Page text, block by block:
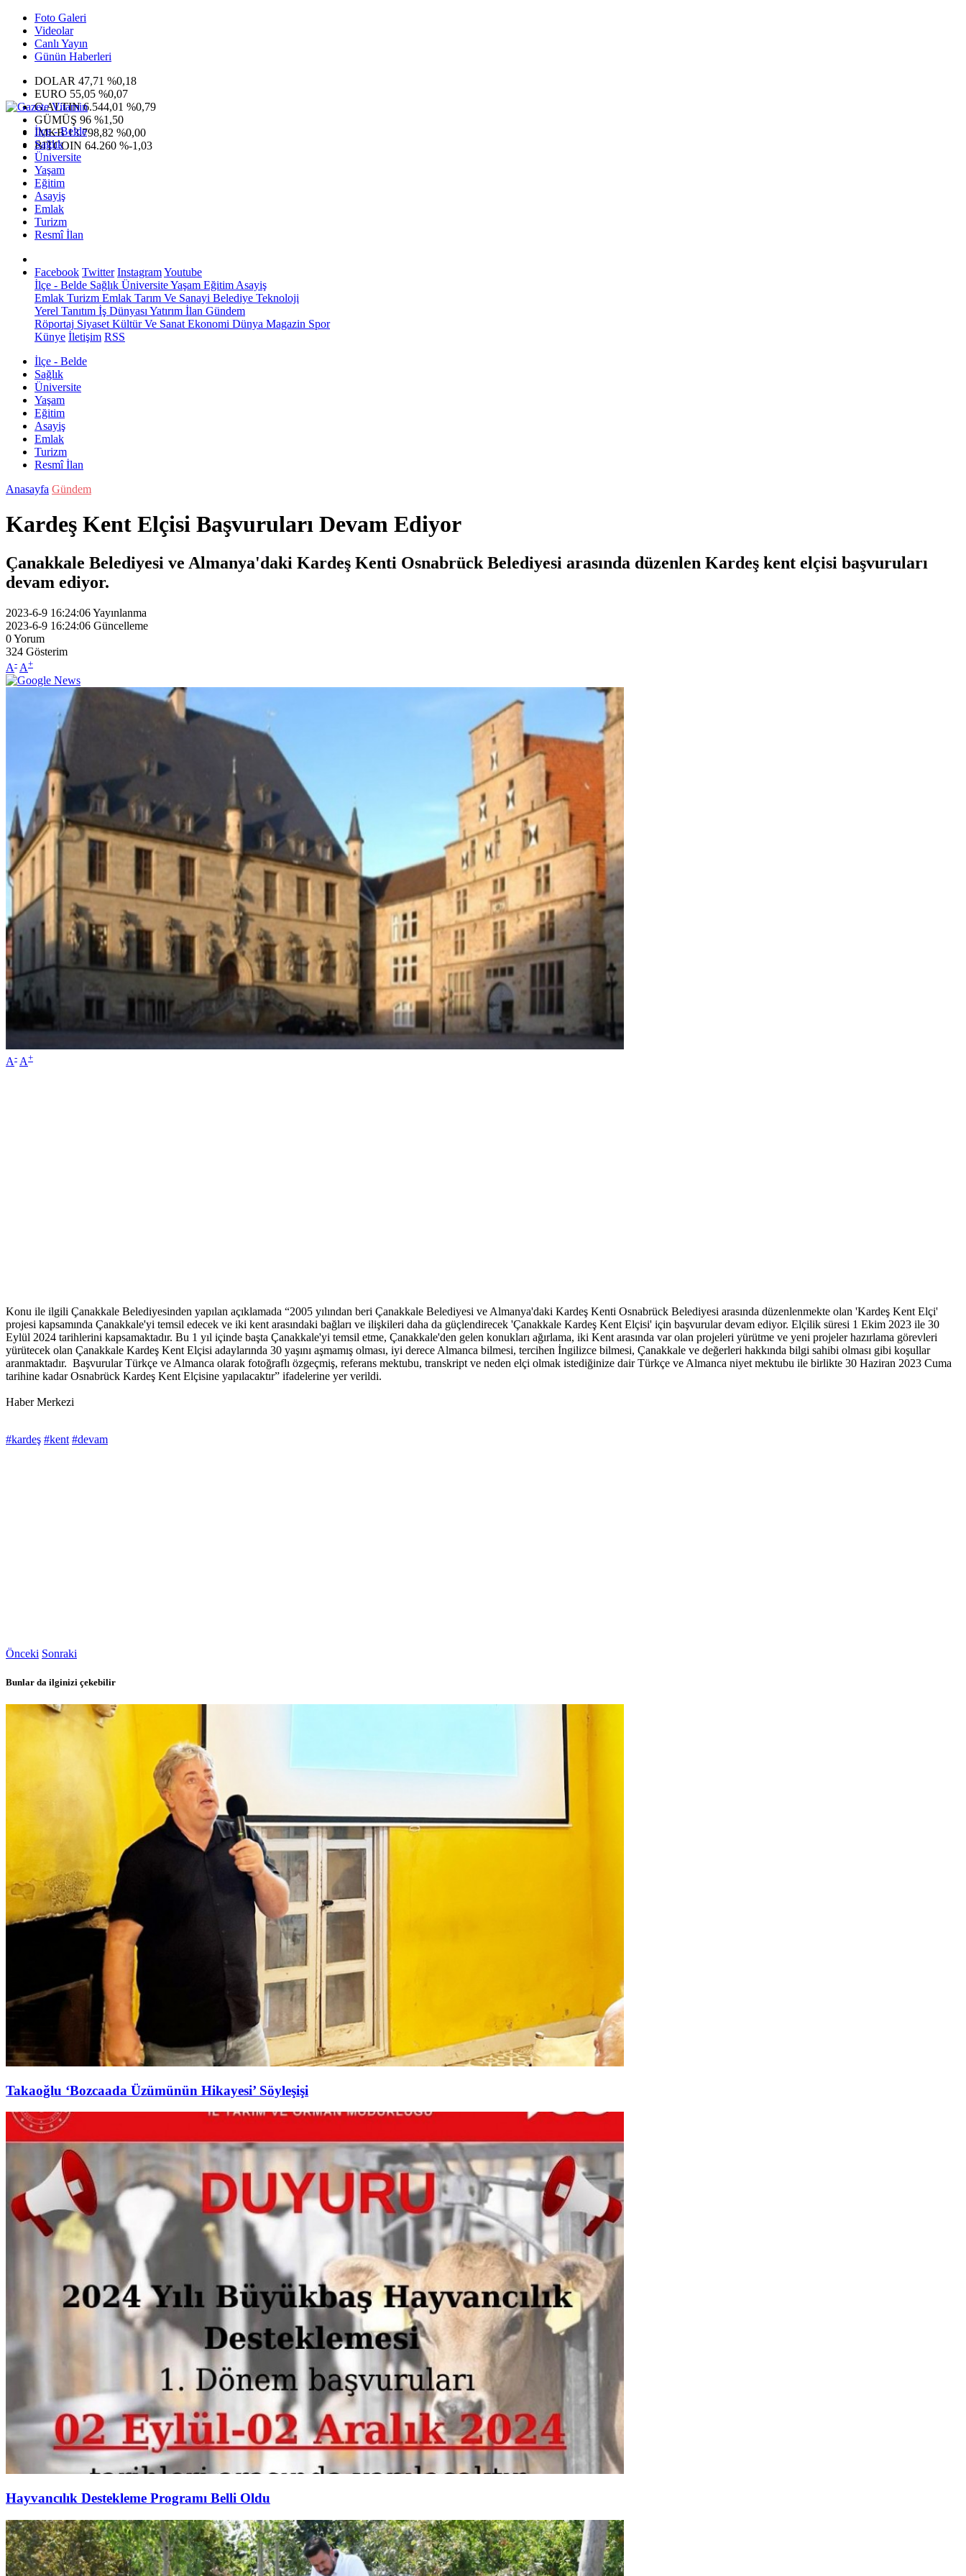
Foto Galeri
Videolar
Canlı Yayın
Günün Haberleri
DOLAR 47,71 %0,18
EURO 55,05 %0,07
G.ALTIN6.544,01 %0,79
GÜMÜŞ 96 %1,50
IMKB13.798,82 %0,00
BITCOIN 64.260 %-1,03
İlçe - Belde
Sağlık
Üniversite
Yaşam
Eğitim
Asayiş
Emlak
Turizm
Resmî İlan
Facebook Twitter InstagramYoutube
İlçe - Belde Sağlık ÜniversiteYaşam Eğitim Asayiş
Emlak Turizm Emlak Tarım Ve Sanayi Belediye Teknoloji
Yerel Tanıtım İş Dünyası Yatırım İlan Gündem
Röportaj Siyaset Kültür Ve Sanat Ekonomi Dünya Magazin Spor
Künye İletişim RSS
İlçe - Belde
Sağlık
Üniversite
Yaşam
Eğitim
Asayiş
Emlak
Turizm
Resmî İlan
Anasayfa Gündem
Kardeş Kent Elçisi Başvuruları Devam Ediyor
Çanakkale Belediyesi ve Almanya'daki Kardeş Kenti Osnabrück Belediyesi arasında düzenlen Kardeş kent elçisi başvuruları
devam ediyor.
2023-6-9 16:24:06Yayınlanma
2023-6-9 16:24:06 Güncelleme
0Yorum
324 Gösterim
A- A+
A- A+
Konu ile ilgili Çanakkale Belediyesinden yapılan açıklamada “2005 yılından beri Çanakkale Belediyesi ve Almanya'daki Kardeş Kenti Osnabrück Belediyesi arasında düzenlenmekte olan 'Kardeş Kent Elçi'
projesi kapsamında Çanakkale'yi temsil edecek ve iki kent arasındaki bağları ve ilişkileri daha da güçlendirecek 'Çanakkale Kardeş Kent Elçisi' için başvurular devam ediyor. Elçilik süresi 1 Ekim 2023 ile 30
Eylül 2024 tarihlerini kapsamaktadır. Bu 1 yıl içinde başta Çanakkale'yi temsil etme, Çanakkale'den gelen konukları ağırlama, iki Kent arasında var olan projeleri yürütme ve yeni projeler hazırlama görevleri
yürütecek olan Çanakkale Kardeş Kent Elçisi adaylarında 30 yaşını aşmamış olması, iyi derece Almanca bilmesi, tercihen İngilizce bilmesi, Çanakkale ve değerleri hakkında bilgi sahibi olması gibi koşullar
aranmaktadır. Başvurular Türkçe ve Almanca olarak fotoğraflı özgeçmiş, referans mektubu, transkript ve neden elçi olmak istediğinize dair Türkçe ve Almanca niyet mektubu ile birlikte 30 Haziran 2023 Cuma
tarihine kadar Osnabrück Kardeş Kent Elçisine yapılacaktır” ifadelerine yer verildi.
Haber Merkezi
#kardeş #kent #devam
Önceki Sonraki
Bunlar da ilginizi çekebilir
Takaoğlu ‘Bozcaada Üzümünün Hikayesi’ Söyleşişi
Hayvancılık Destekleme Programı Belli Oldu